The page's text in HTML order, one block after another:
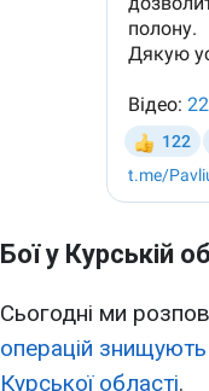
Бої у Курській
Сьогодні ми
операцій знищують
Курської області.